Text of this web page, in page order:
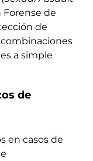
Forense de
de
combinaciones
a simple
de
en casos de